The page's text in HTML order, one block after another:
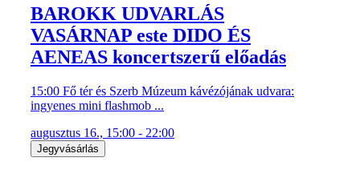
BAROKK UDVARLÁS
VASÁRNAP este DIDO ÉS
AENEAS koncertszerű előadás
15:00 Fő tér és Szerb Múzeum kávézójának udvara:
ingyenes mini flashmob ...
augusztus 16., 15:00 - 22:00
Jegyvásárlás